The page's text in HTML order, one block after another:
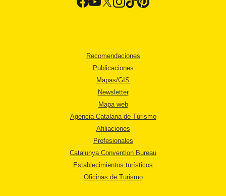
Recomendaciones
Publicaciones
Mapas/GIS
Newsletter
Mapa web
Agencia Catalana de Turismo
Afiliaciones
Profesionales
Catalunya Convention Bureau
Establecimientos turísticos
Oficinas de Turismo